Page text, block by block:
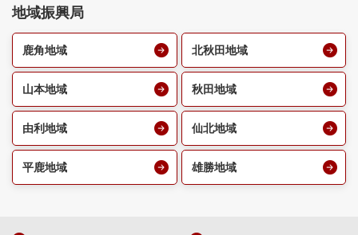
地域振興局
鹿角地域 北秋田地域
山本地域 秋田地域
由利地域 仙北地域
平鹿地域 雄勝地域